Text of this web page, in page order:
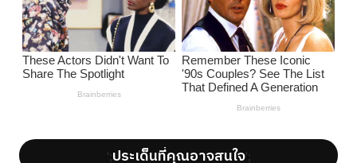
';ประเด็นที่คุณอาจสนใจ';